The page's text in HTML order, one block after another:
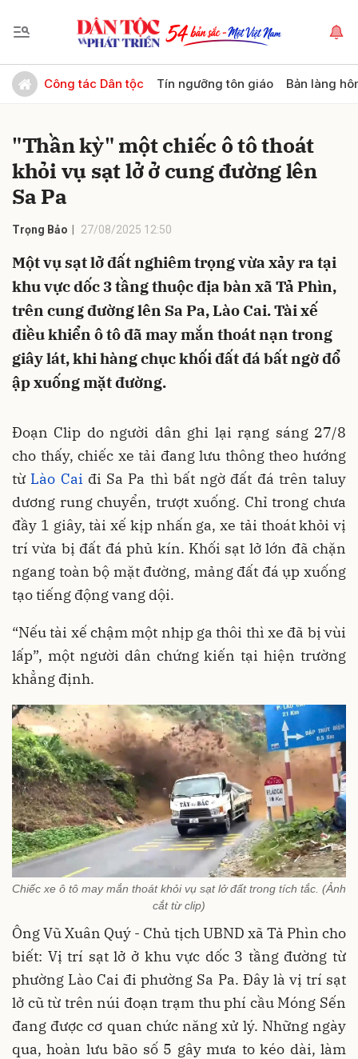
Công tác Dân tộc Tín ngưỡng tôn giáo Bản làng
"Thần kỳ" một chiếc ô tô thoát
khỏi vụ sạt lở ở cung đường lên
Sa Pa
Trọng Bảo 27/08/2025 12:50
Một vụ sạt lở đất nghiêm trọng vừa xảy ra tại
khu vực dốc 3 tầng thuộc địa bàn xã Tả Phìn,
trên cung đường lên Sa Pa, Lào Cai. Tài xế
điều khiển ô tô đã may mắn thoát nạn trong
giây lát, khi hàng chục khối đất đá bất ngờ đổ
ập xuống mặt đường.
Đoạn Clip do người dân ghi lại rạng sáng 27/8
cho thấy, chiếc xe tải đang lưu thông theo hướng
từ Lào Cai đi Sa Pa thì bất ngờ đất đá trên taluy
dương rung chuyển, trượt xuống. Chỉ trong chưa
đầy 1 giây, tài xế kịp nhấn ga, xe tải thoát khỏi vị
trí vừa bị đất đá phủ kín. Khối sạt lở lớn đã chặn
ngang toàn bộ mặt đường, mảng đất đá ụp xuống
tạo tiếng động vang dội.
“Nếu tài xế chậm một nhịp ga thôi thì xe đã bị vùi
lấp”, một người dân chứng kiến tại hiện trường
khẳng định.
Chiếc xe ô tô may mắn thoát khỏi vụ sạt lở đất trong tích tắc. (Ảnh
cắt từ clip)
Ông Vũ Xuân Quý - Chủ tịch UBND xã Tả Phìn cho
biết: Vị trí sạt lở ở khu vực dốc 3 tầng đường từ
phường Lào Cai đi phường Sa Pa. Đây là vị trí sạt
lở cũ từ trên núi đoạn trạm thu phí cầu Móng Sến
đang được cơ quan chức năng xử lý. Những ngày
qua, hoàn lưu bão số 5 gây mưa to kéo dài, làm
Gửi bình luận